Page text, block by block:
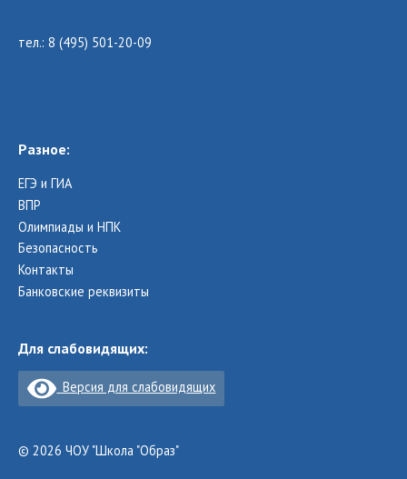
тел.: 8 (495) 501-20-09
Разное:
ЕГЭ и ГИА
ВПР
Олимпиады и НПК
Безопасность
Контакты
Банковские реквизиты
Для слабовидящих:
Версия для слабовидящих
© 2026 ЧОУ "Школа "Образ"